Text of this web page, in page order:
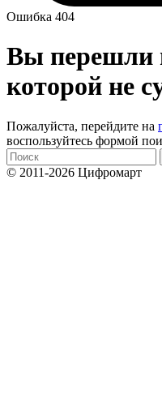
Ошибка 404
Вы перешли
которой не
Пожалуйста, перейдите на
воспользуйтесь формой
© 2011-2026 Цифромарт